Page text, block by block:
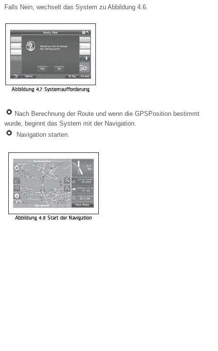
Falls Nein, wechselt das System zu Abbildung 4.6.
Nach Berechnung der Route und wenn die GPSPosition bestimmt
wurde, beginnt das System mit der Navigation.
Navigation starten.